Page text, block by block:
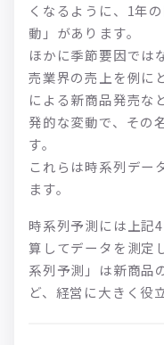
くなるように、1年
動」があります。
ほかに季節要因では
売業界の売上を例に
による新商品発売な
発的な変動で、その
す。
これらは時系列デー
ます。
時系列予測には上記
算してデータを測定
系列予測」は新商品
ど、経営に大きく役